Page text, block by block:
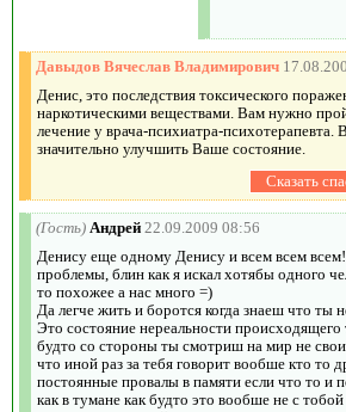
Давыдов Вячеслав Владимирович
Денис, это последствия токсического
наркотическими веществами. Вам нужно
лечение у врача-психиатра-
значительно улучшить Ваше состояние.
(Гость) Андрей 22.09.2009 08:56
Денису еще одному Денису и всем всем
проблемы, блин как я искал хотябы одного
то похожее а нас много =)
Да легче жить и боротся когда знаеш что ты
Это состояние нереальности
будто со стороны ты смотриш на мир не
что иной раз за тебя говорит вообше кто то
постоянные провалы в памяти если что то и
как в тумане как будто это вообше не с